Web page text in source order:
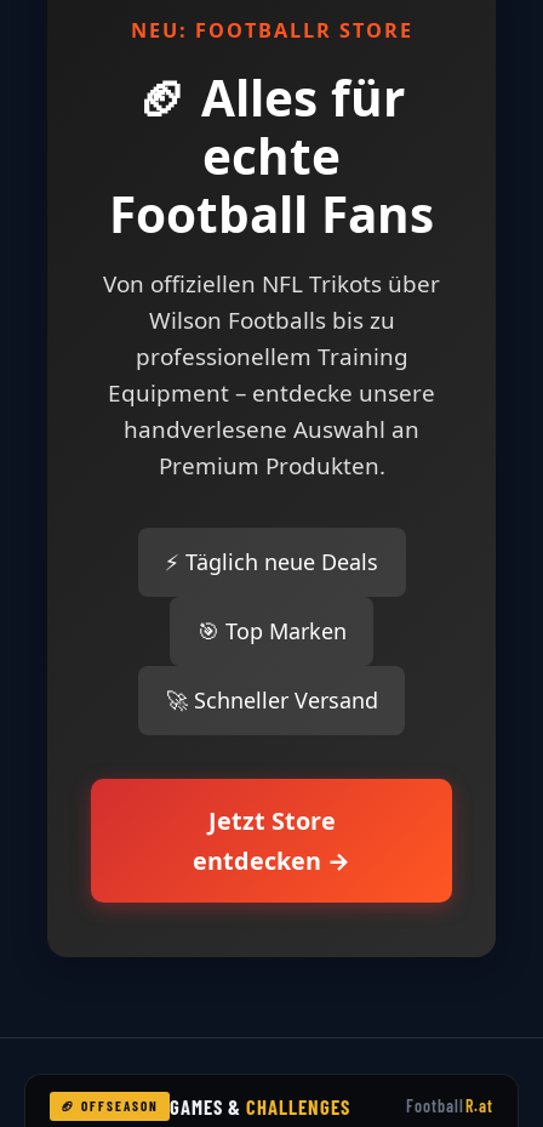
NEU: FOOTBALLR STORE
🏈 Alles für
echte
Football Fans
Von offiziellen NFL Trikots über
Wilson Footballs bis zu
professionellem Training
Equipment – entdecke unsere
handverlesene Auswahl an
Premium Produkten.
⚡ Täglich neue Deals
🎯 Top Marken
🚀 Schneller Versand
Jetzt Store
entdecken →
🏈 OFFSEASON GAMES &CHALLENGES FootballR.at